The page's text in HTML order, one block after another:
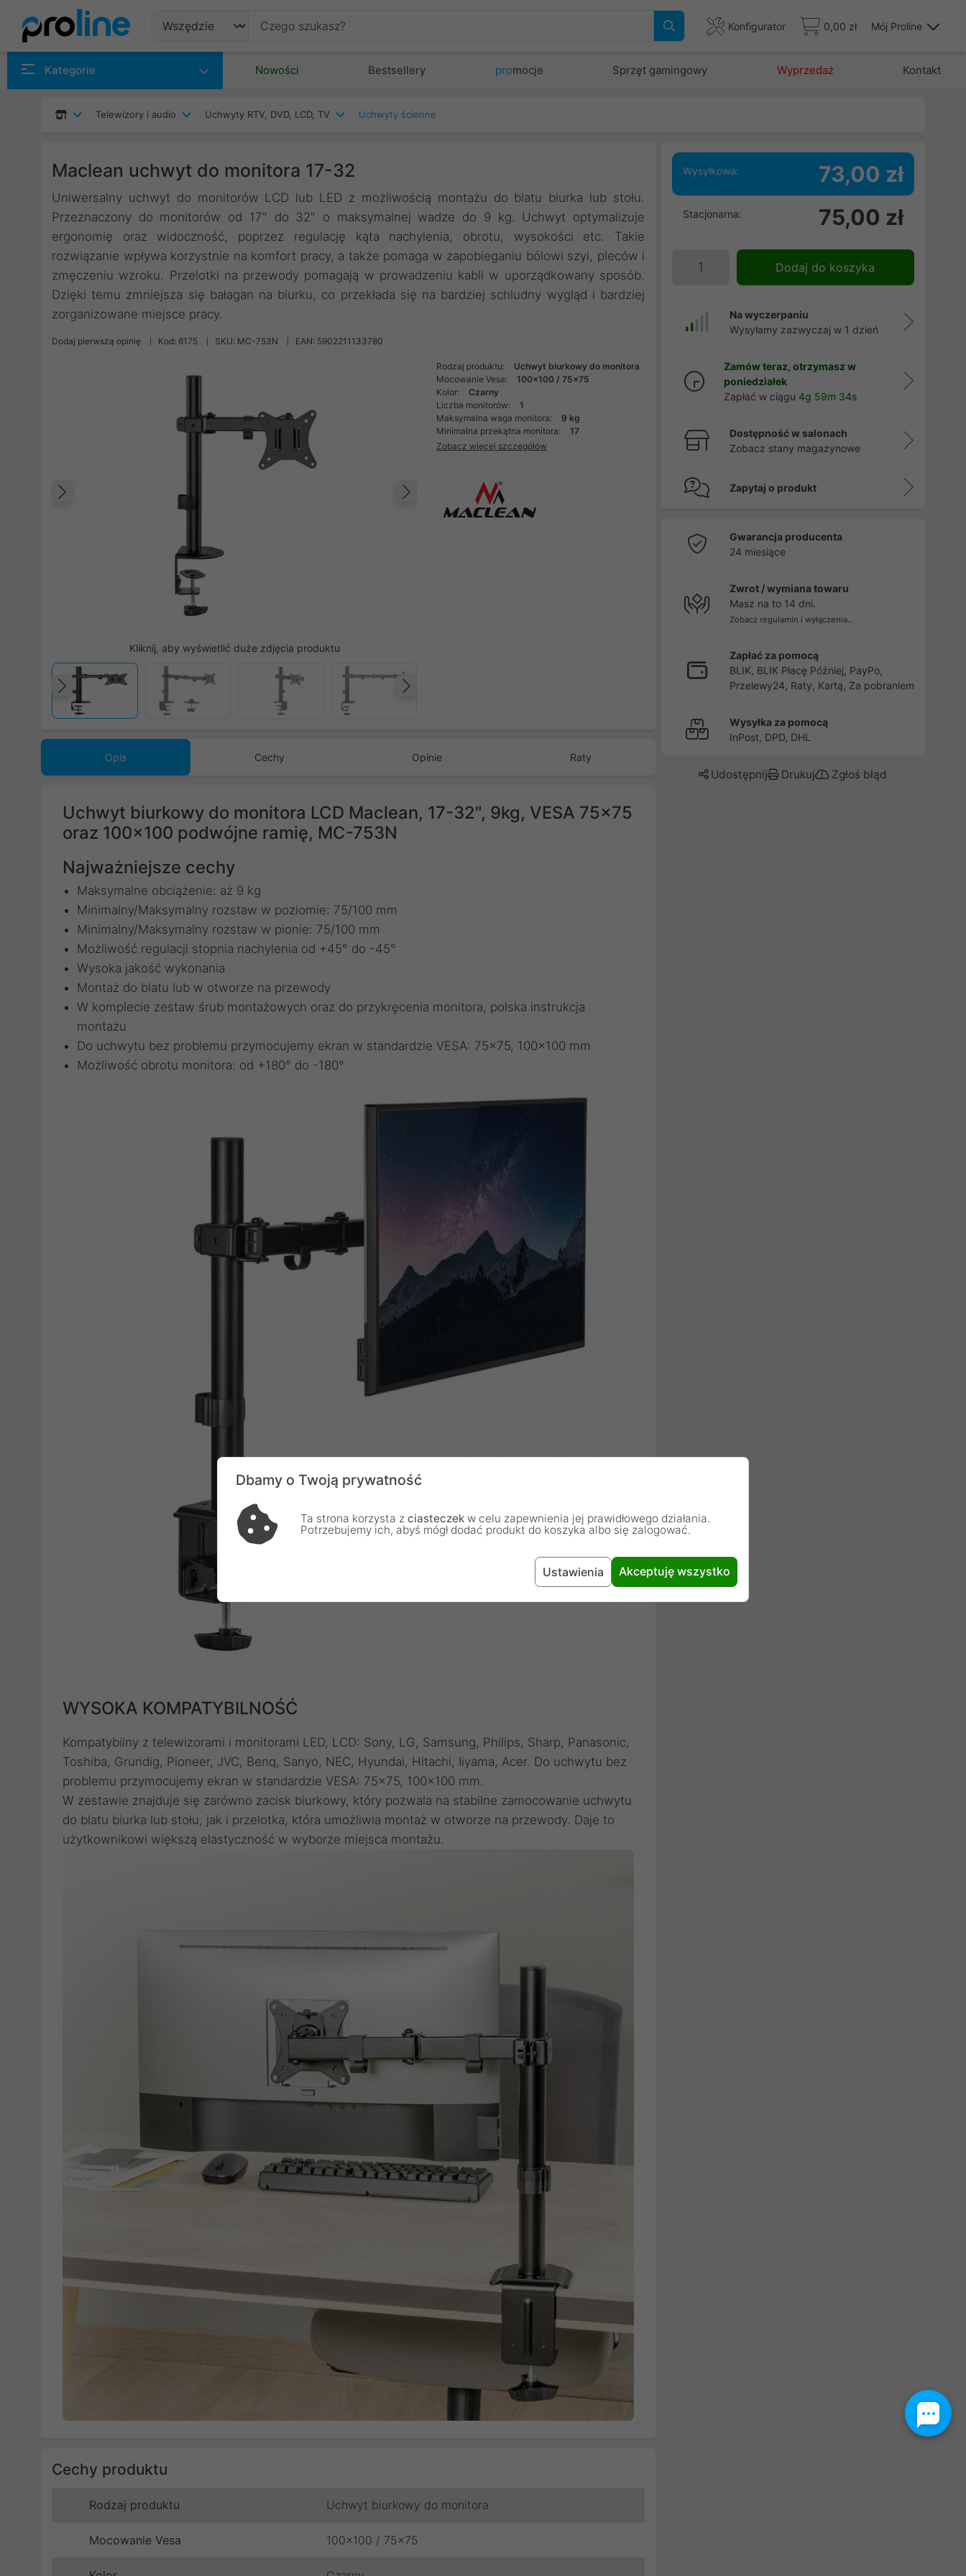
Konfigurator 0,00 zł Mój Proline
Kategorie Nowości Bestsellery promocje Sprzęt gamingowy Wyprzedaż Kontakt
Telewizory i audio Uchwyty RTV, DVD, LCD, TV Uchwyty ścienne
Maclean uchwyt do monitora 17-32
Uniwersalny uchwyt do monitorów LCD lub LED z możliwością montażu do blatu biurka lub stołu.
Przeznaczony do monitorów od 17" do 32" o maksymalnej wadze do 9 kg. Uchwyt optymalizuje
ergonomię oraz widoczność, poprzez regulację kąta nachylenia, obrotu, wysokości etc. Takie
rozwiązanie wpływa korzystnie na komfort pracy, a także pomaga w zapobieganiu bólowi szyi, pleców i
zmęczeniu wzroku. Przelotki na przewody pomagają w prowadzeniu kabli w uporządkowany sposób.
Dzięki temu zmniejsza się bałagan na biurku, co przekłada się na bardziej schludny wygląd i bardziej
zorganizowane miejsce pracy.
Dodaj pierwszą opinię Kod: 6175 SKU: MC-753N EAN: 5902211133780
Następny
Kliknij, aby wyświetlić duże zdjęcia produktu
Poprzedni
Rodzaj produktu:
Uchwyt biurkowy do monitora
Mocowanie Vesa:
100x100 / 75x75
Kolor:
Czarny
Liczba monitorów:
1
Maksymalna waga monitora:
9 kg
Minimalna przekątna monitora:
17
Zobacz więcej szczegółów
Opis Cechy Opinie Raty
Uchwyt biurkowy do monitora LCD Maclean, 17-32", 9kg, VESA 75x75
oraz 100x100 podwójne ramię, MC-753N
Najważniejsze cechy
Maksymalne obciążenie: aż 9 kg
Minimalny/Maksymalny rozstaw w poziomie: 75/100 mm
Minimalny/Maksymalny rozstaw w pionie: 75/100 mm
Możliwość regulacji stopnia nachylenia od +45° do -45°
Wysoka jakość wykonania
Montaż do blatu lub w otworze na przewody
W komplecie zestaw śrub montażowych oraz do przykręcenia monitora, polska instrukcja
montażu
Do uchwytu bez problemu przymocujemy ekran w standardzie VESA: 75x75, 100x100 mm
Możliwość obrotu monitora: od +180° do -180°
WYSOKA KOMPATYBILNOŚĆ
Kompatybilny z telewizorami i monitorami LED, LCD: Sony, LG, Samsung, Philips, Sharp, Panasonic,
Toshiba, Grundig, Pioneer, JVC, Benq, Sanyo, NEC, Hyundai, Hitachi, Iiyama, Acer. Do uchwytu bez
problemu przymocujemy ekran w standardzie VESA: 75x75, 100x100 mm.
W zestawie znajduje się zarówno zacisk biurkowy, który pozwala na stabilne zamocowanie uchwytu
do blatu biurka lub stołu, jak i przelotka, która umożliwia montaż w otworze na przewody. Daje to
użytkownikowi większą elastyczność w wyborze miejsca montażu.
Cechy produktu
Rodzaj produktu Uchwyt biurkowy do monitora
Mocowanie Vesa 100x100 / 75x75
Wysyłkowa: 73,00 zł
Stacjonarna: 75,00 zł
Dodaj do koszyka
Na wyczerpaniu
Wysyłamy zazwyczaj w 1 dzień
Zamów teraz, otrzymasz w
poniedziałek
Zapłać w ciągu 4g 59m 32s
Dostępność w salonach
Zobacz stany magazynowe
Zapytaj o produkt
Gwarancja producenta
24 miesiące
Zwrot / wymiana towaru
Masz na to 14 dni.
Zobacz regulamin i wyłączenia...
Zapłać za pomocą
BLIK, BLIK Płacę Później, PayPo,
Przelewy24, Raty, Kartą, Za pobraniem
Wysyłka za pomocą
InPost, DPD, DHL
Udostępnij Drukuj Zgłoś błąd
Dbamy o Twoją prywatność
Ta strona korzysta z ciasteczek w celu zapewnienia jej prawidłowego działania.
Potrzebujemy ich, abyś mógł dodać produkt do koszyka albo się zalogować.
Ustawienia Akceptuję wszystko